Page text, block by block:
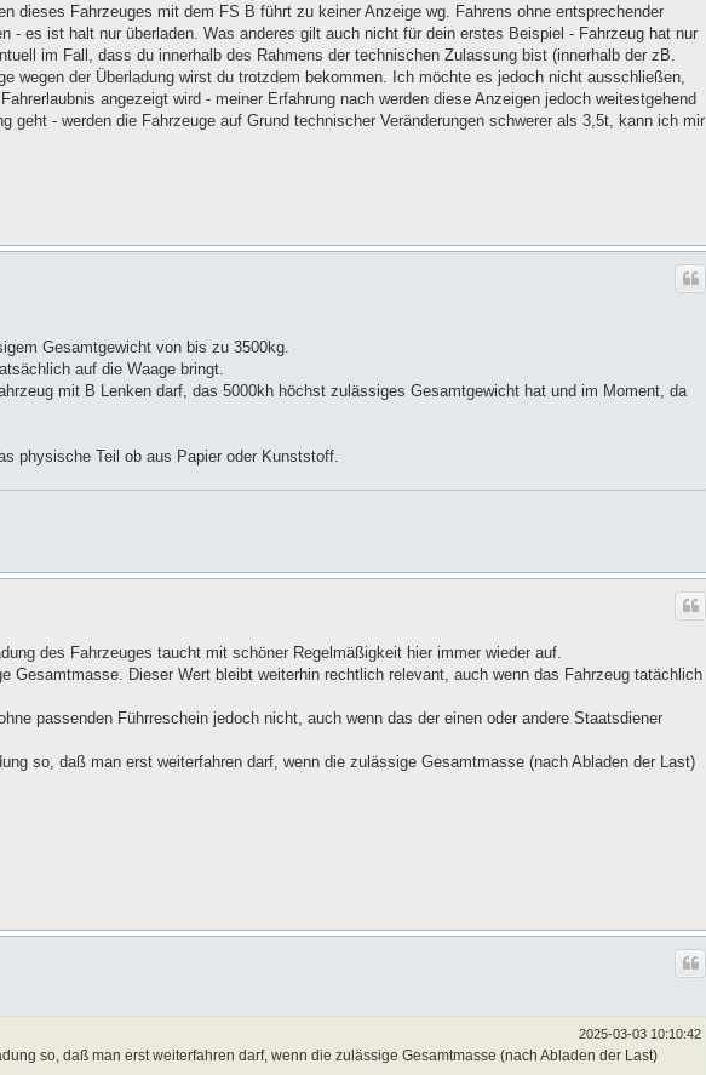
dieses Fahrzeuges mit dem FS B führt zu keiner Anzeige wg. Fahrens ohne entsprechender
- es ist halt nur überladen. Was anderes gilt auch nicht für dein erstes Beispiel - Fahrzeug hat nur
im Fall, dass du innerhalb des Rahmens der technischen Zulassung bist (innerhalb der zB.
wegen der Überladung wirst du trotzdem bekommen. Ich möchte es jedoch nicht ausschließen,
angezeigt wird - meiner Erfahrung nach werden diese Anzeigen jedoch weitestgehend
geht - werden die Fahrzeuge auf Grund technischer Veränderungen schwerer als 3,5t, kann ich mir
Gesamtgewicht von bis zu 3500kg.
auf die Waage bringt.
mit B Lenken darf, das 5000kh höchst zulässiges Gesamtgewicht hat und im Moment, da
physische Teil ob aus Papier oder Kunststoff.
des Fahrzeuges taucht mit schöner Regelmäßigkeit hier immer wieder auf.
Gesamtmasse. Dieser Wert bleibt weiterhin rechtlich relevant, auch wenn das Fahrzeug tatächlich
passenden Führreschein jedoch nicht, auch wenn das der einen oder andere Staatsdiener
so, daß man erst weiterfahren darf, wenn die zulässige Gesamtmasse (nach Abladen der Last)
2025-03-03 10:10:42
so, daß man erst weiterfahren darf, wenn die zulässige Gesamtmasse (nach Abladen der Last)